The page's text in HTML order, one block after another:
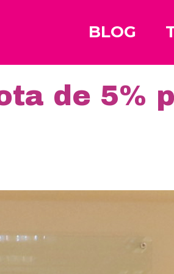
BLOG
de 5%